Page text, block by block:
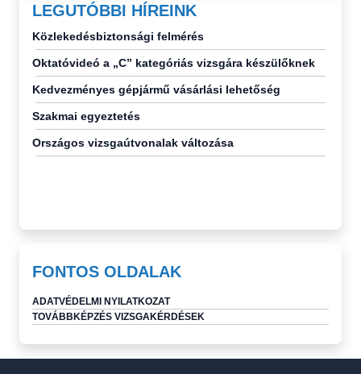
LEGUTÓBBI HÍREINK
Közlekedésbiztonsági felmérés
Oktatóvideó a „C” kategóriás vizsgára készülőknek
Kedvezményes gépjármű vásárlási lehetőség
Szakmai egyeztetés
Országos vizsgaútvonalak változása
FONTOS OLDALAK
ADATVÉDELMI NYILATKOZAT
TOVÁBBKÉPZÉS VIZSGAKÉRDÉSEK